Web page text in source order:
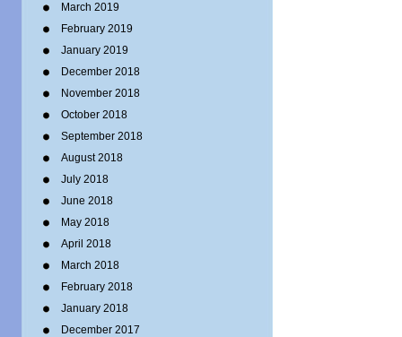
March 2019
February 2019
January 2019
December 2018
November 2018
October 2018
September 2018
August 2018
July 2018
June 2018
May 2018
April 2018
March 2018
February 2018
January 2018
December 2017